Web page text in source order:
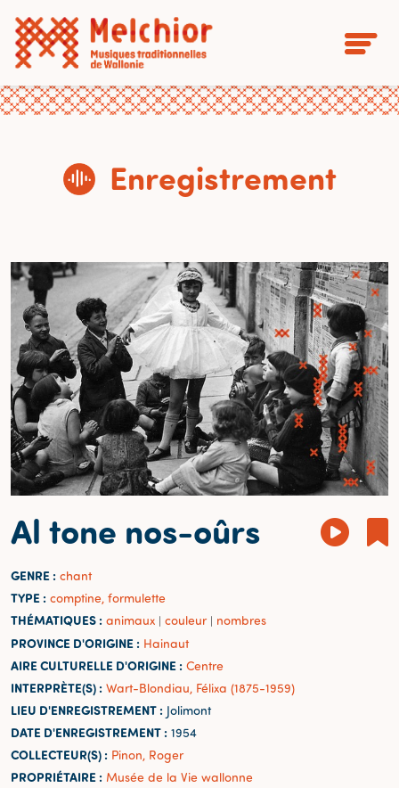
Enregistrement
Al tone nos-oûrs
GENRE : chant
TYPE : comptine, formulette
THÉMATIQUES : animaux | couleur | nombres
PROVINCE D'ORIGINE : Hainaut
AIRE CULTURELLE D'ORIGINE : Centre
INTERPRÈTE(S) : Wart-Blondiau, Félixa (1875-1959)
LIEU D'ENREGISTREMENT : Jolimont
DATE D'ENREGISTREMENT : 1954
COLLECTEUR(S) : Pinon, Roger
PROPRIÉTAIRE : Musée de la Vie wallonne